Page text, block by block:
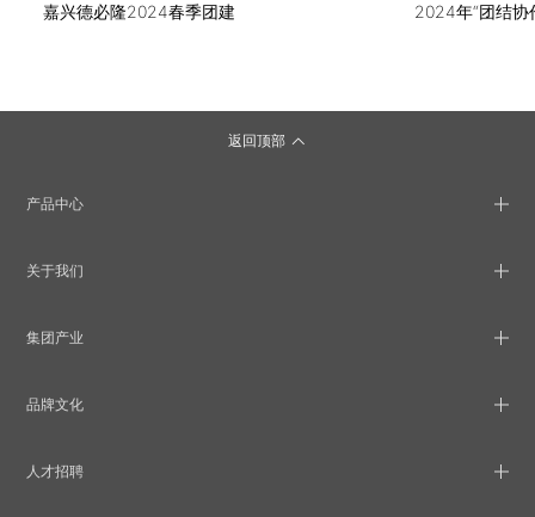
嘉兴德必隆2024春季团建
返回顶部
产品中心
关于我们
集团产业
品牌文化
人才招聘